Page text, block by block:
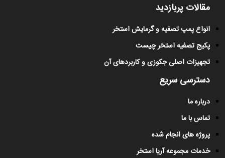
مقالات پربازدید
انواع پمپ تصفیه و گرمایش استخر
پکیج تصفیه استخر چیست
تجهیزات اصلی جکوزی و کاربردهای آن
دسترسی سریع
درباره ما
تماس با ما
پروژه های انجام شده
خدمات مجموعه آریا استخر